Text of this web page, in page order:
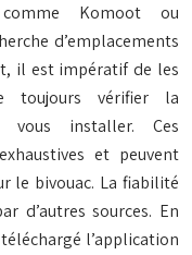
Komoot ou
d’emplacements
il est impératif de les
toujours vérifier la
vous installer. Ces
et peuvent
le bivouac. La fiabilité
d’autres sources. En
l’application